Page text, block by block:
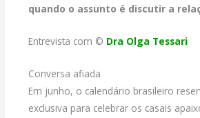
quando o assunto é discutir a
Entrevista com © Dra Olga Tessari
Conversa afiada
Em junho, o calendário brasileiro
exclusiva para celebrar os casais